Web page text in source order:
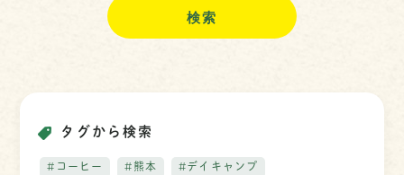
タグから検索
#コーヒー #熊本 #デイキャンプ